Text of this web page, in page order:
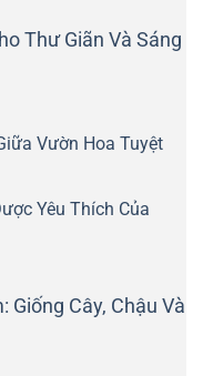
Thư Giãn Và Sáng
Vườn Hoa Tuyệt
Yêu Thích Của
Giống Cây, Chậu Và